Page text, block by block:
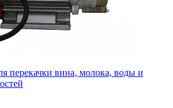
перекачки вина, молока, воды и